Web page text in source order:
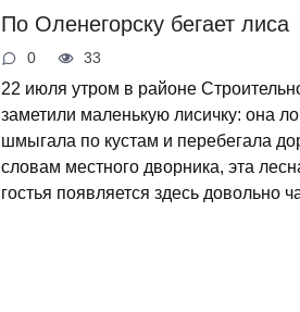
По Оленегорску бегает лиса
0 33
22 июля утром в районе
заметили маленькую лисичку: она
шмыгала по кустам и перебегала
словам местного дворника, эта
гостья появляется здесь довольно